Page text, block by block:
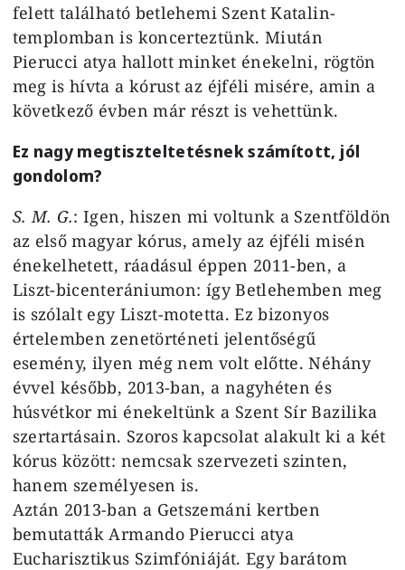
felett található betlehemi Szent Katalin-
templomban is koncerteztünk. Miután
Pierucci atya hallott minket énekelni, rögtön
meg is hívta a kórust az éjféli misére, amin a
következő évben már részt is vehettünk.
Ez nagy megtiszteltetésnek számított, jól
gondolom?
S. M. G.: Igen, hiszen mi voltunk a Szentföldön
az első magyar kórus, amely az éjféli misén
énekelhetett, ráadásul éppen 2011-ben, a
Liszt-bicenterániumon: így Betlehemben meg
is szólalt egy Liszt-motetta. Ez bizonyos
értelemben zenetörténeti jelentőségű
esemény, ilyen még nem volt előtte. Néhány
évvel később, 2013-ban, a nagyhéten és
húsvétkor mi énekeltünk a Szent Sír Bazilika
szertartásain. Szoros kapcsolat alakult ki a két
kórus között: nemcsak szervezeti szinten,
hanem személyesen is.
Aztán 2013-ban a Getszemáni kertben
bemutatták Armando Pierucci atya
Eucharisztikus Szimfóniáját. Egy barátom